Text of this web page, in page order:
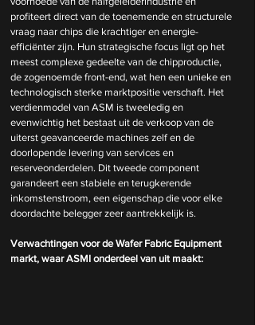
profiteert direct van de toenemende en structurele
vraag naar chips die krachtiger en energie-
efficiënter zijn. Hun strategische focus ligt op het
meest complexe gedeelte van de chipproductie,
de zogenoemde front-end, wat hen een unieke en
technologisch sterke marktpositie verschaft. Het
verdienmodel van ASM is tweeledig en
evenwichtig het bestaat uit de verkoop van de
uiterst geavanceerde machines zelf en de
doorlopende levering van services en
reserveonderdelen. Dit tweede component
garandeert een stabiele en terugkerende
inkomstenstroom, een eigenschap die voor elke
doordachte belegger zeer aantrekkelijk is.
Verwachtingen voor de Wafer Fabric Equipment
markt, waar ASMI onderdeel van uit maakt: